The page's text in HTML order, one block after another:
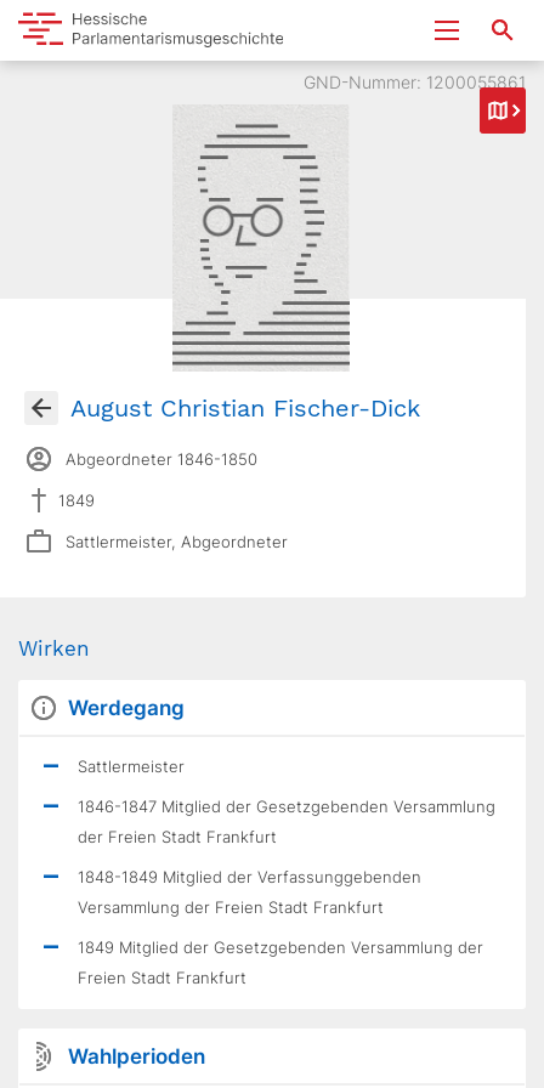
GND-Nummer: 1200055861
August Christian Fischer-Dick
Abgeordneter 1846-1850
1849
Sattlermeister, Abgeordneter
Wirken
Werdegang
Sattlermeister
1846-1847 Mitglied der Gesetzgebenden Versammlung
der Freien Stadt Frankfurt
1848-1849 Mitglied der Verfassunggebenden
Versammlung der Freien Stadt Frankfurt
1849 Mitglied der Gesetzgebenden Versammlung der
Freien Stadt Frankfurt
Wahlperioden